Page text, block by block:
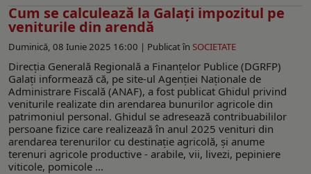
Cum se calculează la Galaţi impozitul pe
veniturile din arendă
Duminică, 08 Iunie 2025 16:00 | Publicat în SOCIETATE
Direcția Generală Regională a Finanțelor Publice (DGRFP)
Galați informează că, pe site-ul Agenției Naționale de
Administrare Fiscală (ANAF), a fost publicat Ghidul privind
veniturile realizate din arendarea bunurilor agricole din
patrimoniul personal. Ghidul se adresează contribuabililor
persoane fizice care realizează în anul 2025 venituri din
arendarea terenurilor cu destinație agricolă, și anume
terenuri agricole productive - arabile, vii, livezi, pepiniere
viticole, pomicole ...